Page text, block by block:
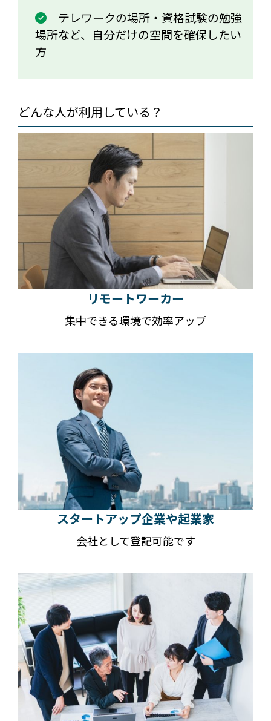
テレワークの場所・資格試験の勉強
場所など、自分だけの空間を確保したい
方
どんな人が利用している？
リモートワーカー
集中できる環境で効率アップ
スタートアップ企業や起業家
会社として登記可能です